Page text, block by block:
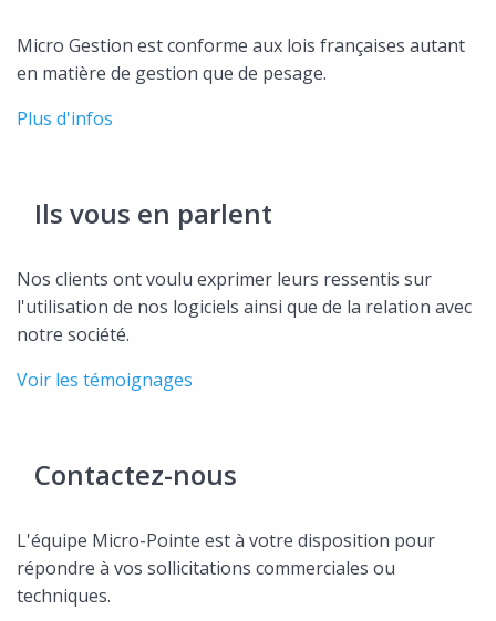
Micro Gestion est conforme aux lois françaises autant
en matière de gestion que de pesage.
Plus d'infos
Ils vous en parlent
Nos clients ont voulu exprimer leurs ressentis sur
l'utilisation de nos logiciels ainsi que de la relation avec
notre société.
Voir les témoignages
Contactez-nous
L'équipe Micro-Pointe est à votre disposition pour
répondre à vos sollicitations commerciales ou
techniques.